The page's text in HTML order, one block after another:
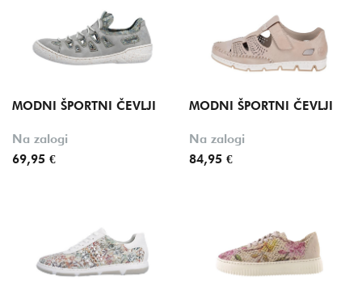
MODNI ŠPORTNI ČEVLJI
Na zalogi
69,95 €
MODNI ŠPORTNI ČEVLJI
Na zalogi
84,95 €